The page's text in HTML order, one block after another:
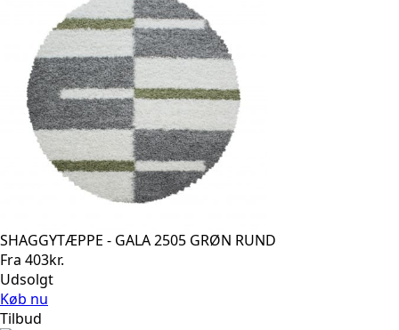
SHAGGYTÆPPE - GALA 2505 GRØN RUND
Fra 403kr.
Udsolgt
Køb nu
Tilbud